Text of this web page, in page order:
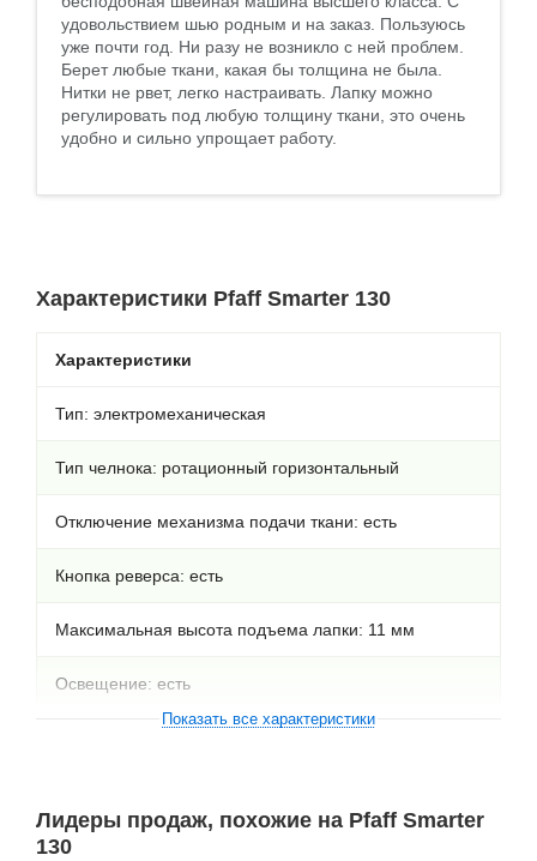
удовольствием шью родным и на заказ. Пользуюсь
уже почти год. Ни разу не возникло с ней проблем.
Берет любые ткани, какая бы толщина не была.
Нитки не рвет, легко настраивать. Лапку можно
регулировать под любую толщину ткани, это очень
удобно и сильно упрощает работу.
Характеристики Pfaff Smarter 130
Характеристики
Тип: электромеханическая
Тип челнока: ротационный горизонтальный
Отключение механизма подачи ткани: есть
Кнопка реверса: есть
Максимальная высота подъема лапки: 11 мм
Освещение: есть
Строчки прямая, зигзаг, трикотажная, стрейчевая,
Показать все характеристики
Лидеры продаж, похожие на Pfaff Smarter
130